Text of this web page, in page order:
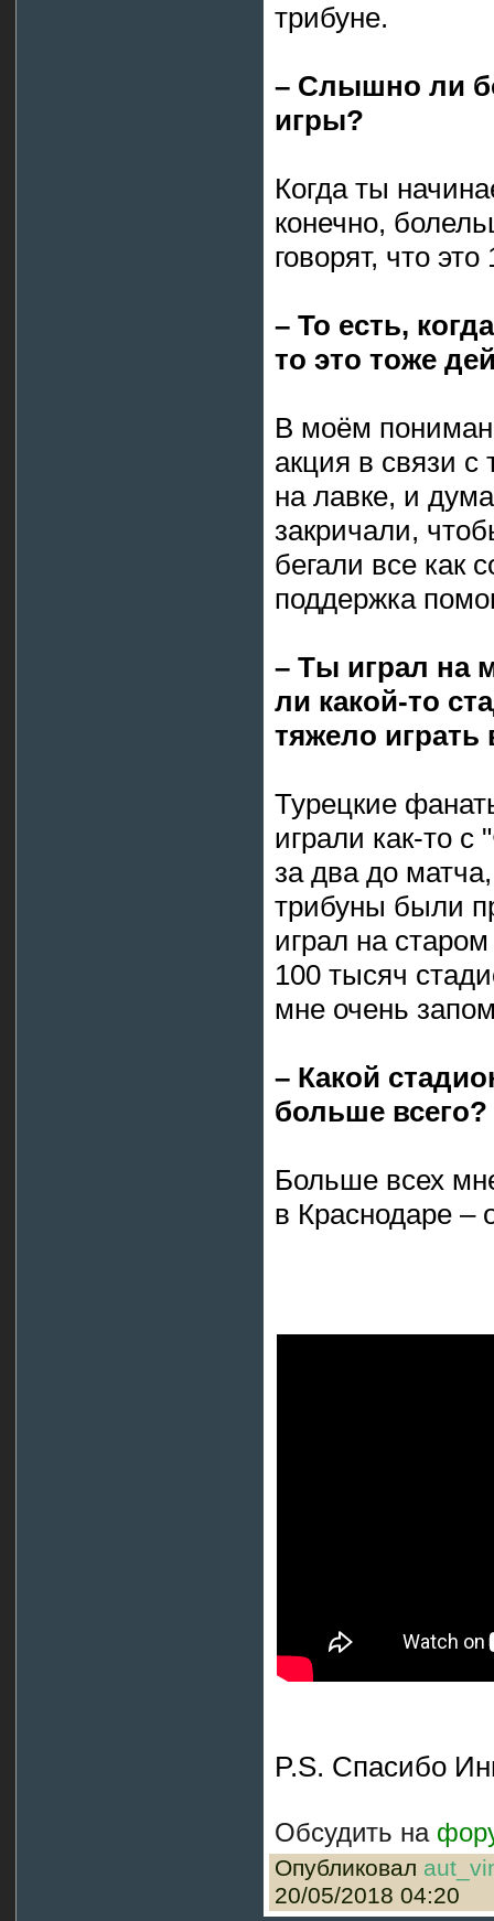
трибуне.
– Слышно ли
игры?
Когда ты
конечно,
говорят, что это
– То есть,
то это тоже
В моём
акция в связи с
на лавке, и
закричали,
бегали все как
поддержка
– Ты играл на
ли какой-то
тяжело
Турецкие
играли как-то с
за два до
трибуны были
играл на
100 тысяч
мне очень
– Какой
больше
Больше всех
в Краснодаре –
P.S. Спасибо
Обсудить на
Опубликовал
20/05/2018 04:20